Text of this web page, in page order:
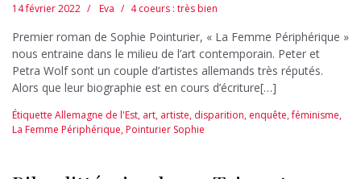
14 février 2022 Eva 4 coeurs : très bien
Premier roman de Sophie Pointurier, « La Femme Périphérique »
nous entraine dans le milieu de l’art contemporain. Peter et
Petra Wolf sont un couple d’artistes allemands très réputés.
Alors que leur biographie est en cours d’écriture[…]
Étiquette Allemagne de l'Est, art, artiste, disparition, enquête,féminisme,
La Femme Périphérique,Pointurier Sophie